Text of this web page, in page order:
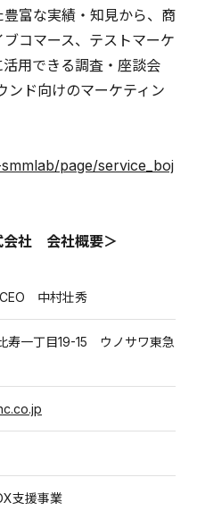
富な実績・知見から、商
コマース、テストマーケ
用できる調査・座談会
ンド向けのマーケティン
page/service_boj
会社 会社概要＞
中村壮秀
寿一丁目19-15 ウノサワ東急
支援事業